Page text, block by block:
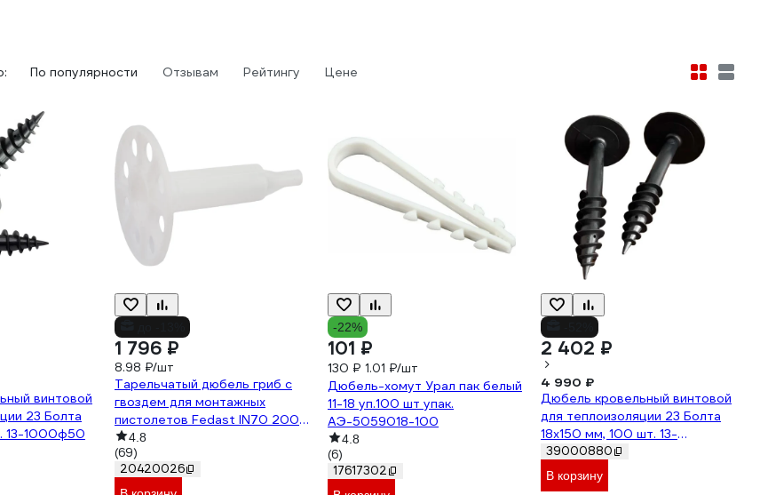
По популярности Отзывам Рейтингу Цене
винтовой
23 Болта
13-1000ф50
1 796 ₽
8.98 ₽/шт
Тарельчатый дюбель гриб с
гвоздем для монтажных
пистолетов Fedast IN70 200
шт/уп FD70IN
4.8
(69)
20420026
-22%
101 ₽
130 ₽ 1.01 ₽/шт
Дюбель-хомут Урал пак белый
11-18 уп.100 шт упак.
АЭ-5059018-100
4.8
(6)
17617302
2 402 ₽
4 990 ₽
Дюбель кровельный винтовой
для теплоизоляции 23 Болта
18x150 мм, 100 шт. 13-
1020ф100
39000880
В корзину